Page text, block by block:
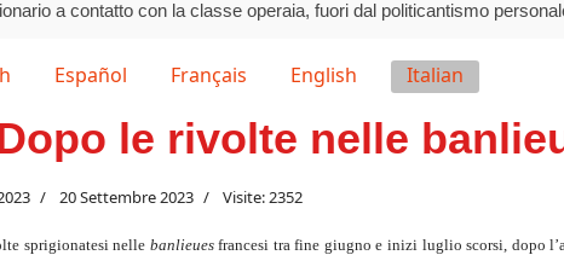
a contatto con la classe operaia, fuori dal politicantismo
Español Français English Italian
le rivolte nelle
20 Settembre 2023 Visite: 2352
sprigionatesi nelle banlieuesfrancesi tra fine giugno e inizi luglio scorsi, dopo